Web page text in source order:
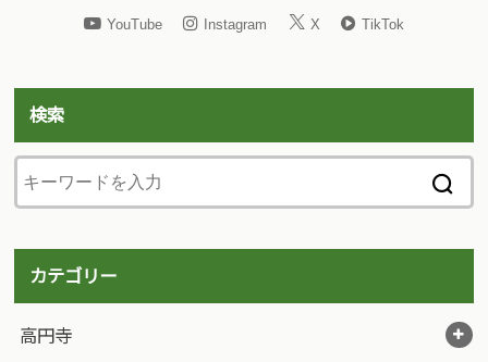
YouTube Instagram X TikTok
検索
カテゴリー
高円寺